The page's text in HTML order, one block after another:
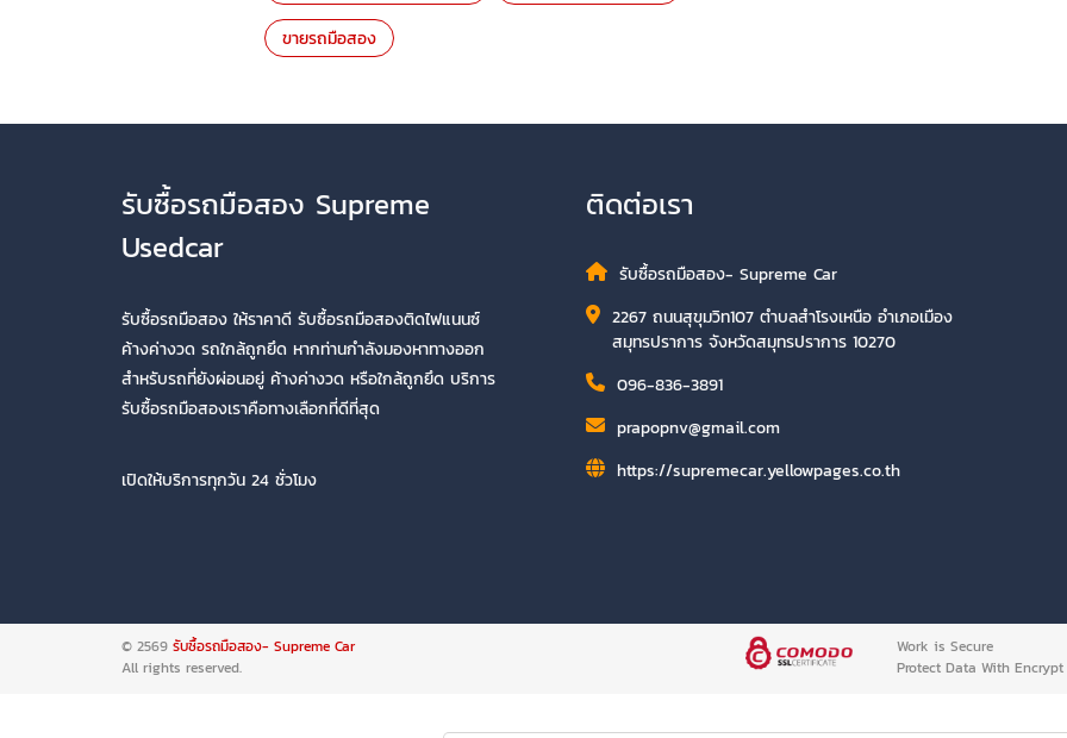
ขายรถมือสอง
รับซื้อรถมือสอง Supreme
Usedcar
รับซื้อรถมือสอง ให้ราคาดี รับซื้อรถมือสองติดไฟแนนซ์
ค้างค่างวด รถใกล้ถูกยึด หากท่านกำลังมองหาทางออก
สำหรับรถที่ยังผ่อนอยู่ ค้างค่างวด หรือใกล้ถูกยึด บริการ
รับซื้อรถมือสองเราคือทางเลือกที่ดีที่สุด
เปิดให้บริการทุกวัน 24 ชั่วโมง
ติดต่อเรา
รับซื้อรถมือสอง- Supreme Car
2267 ถนนสุขุมวิท107 ตำบลสำโรงเหนือ อำเภอเมือง
สมุทรปราการ จังหวัดสมุทรปราการ 10270
096-836-3891
prapopnv@gmail.com
https://supremecar.yellowpages.co.th
© 2569 รับซื้อรถมือสอง- Supreme Car
All rights reserved.
Work is Secure
Protect Data With Encrypt